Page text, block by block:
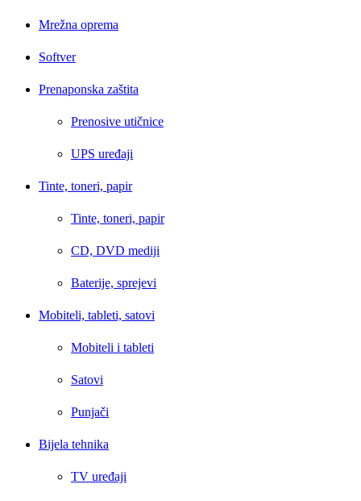
Mrežna oprema
Softver
Prenaponska zaštita
Prenosive utičnice
UPS uređaji
Tinte, toneri, papir
Tinte, toneri, papir
CD, DVD mediji
Baterije, sprejevi
Mobiteli, tableti, satovi
Mobiteli i tableti
Satovi
Punjači
Bijela tehnika
TV uređaji